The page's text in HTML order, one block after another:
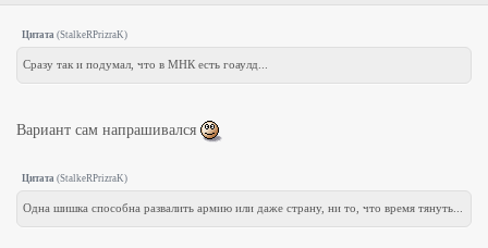
Цитата (StalkeRPrizraK)
Сразу так и подумал, что в МНК есть гоаулд...
Вариант сам напрашивался
Цитата (StalkeRPrizraK)
Одна шишка способна развалить армию или даже страну, ни то, что время тянуть...